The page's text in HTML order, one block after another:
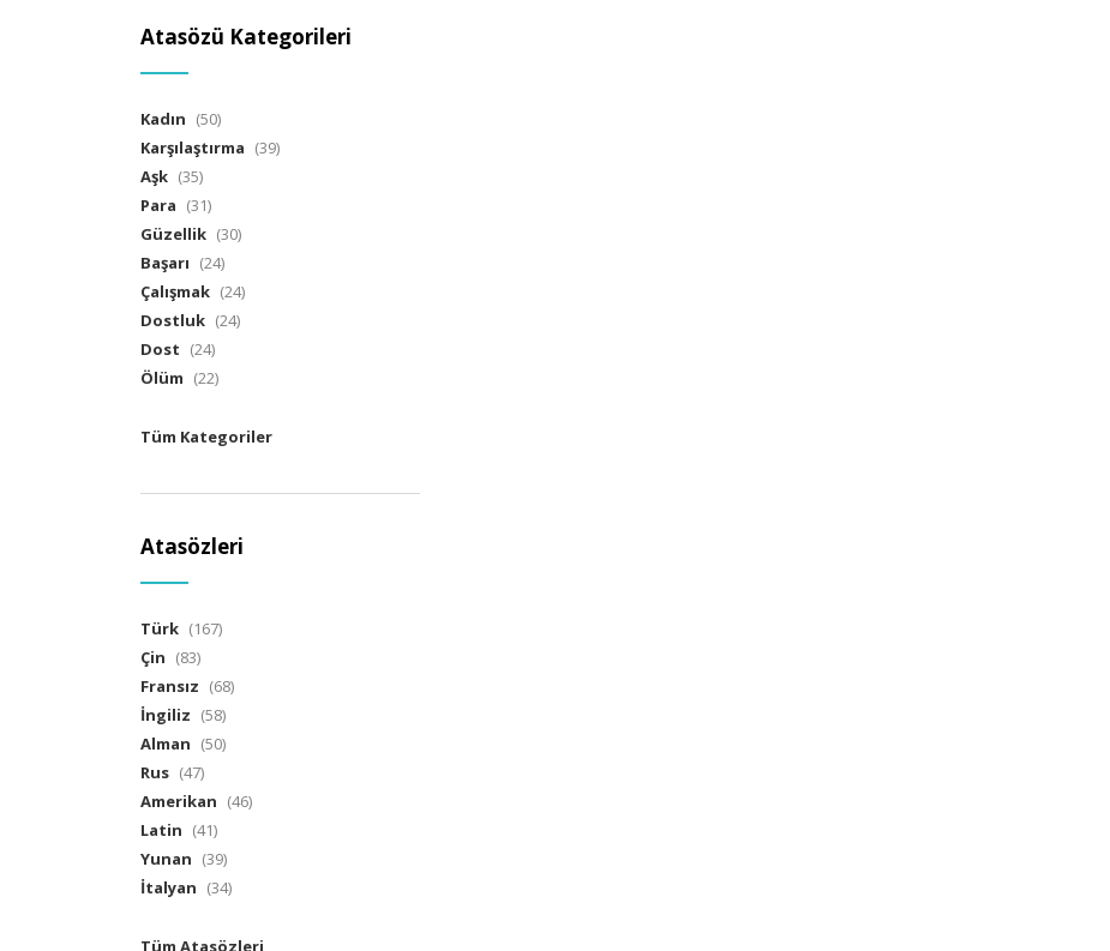
Atasözü Kategorileri
Kadın (50)
Karşılaştırma (39)
Aşk (35)
Para (31)
Güzellik (30)
Başarı (24)
Çalışmak (24)
Dostluk (24)
Dost (24)
Ölüm (22)
Tüm Kategoriler
Atasözleri
Türk (167)
Çin (83)
Fransız (68)
İngiliz (58)
Alman (50)
Rus (47)
Amerikan (46)
Latin (41)
Yunan (39)
İtalyan (34)
Tüm Atasözleri